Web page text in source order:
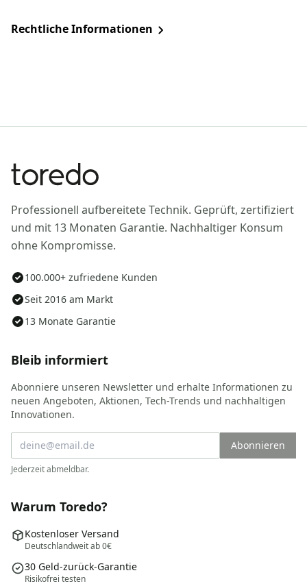
Rechtliche Informationen
Professionell aufbereitete Technik. Geprüft, zertifiziert
und mit 13 Monaten Garantie. Nachhaltiger Konsum
ohne Kompromisse.
100.000+ zufriedene Kunden
Seit 2016 am Markt
13 Monate Garantie
Bleib informiert
Abonniere unseren Newsletter und erhalte Informationen zu
neuen Angeboten, Aktionen, Tech-Trends und nachhaltigen
Innovationen.
Abonnieren
Jederzeit abmeldbar.
Warum Toredo?
Kostenloser Versand
Deutschlandweit ab 0€
30 Geld-zurück-Garantie
Risikofrei testen